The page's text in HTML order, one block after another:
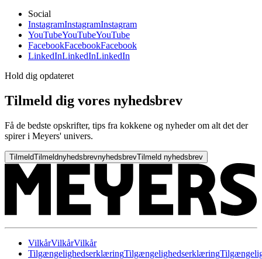
Social
InstagramInstagramInstagram
YouTubeYouTubeYouTube
FacebookFacebookFacebook
LinkedInLinkedInLinkedIn
Hold dig opdateret
Tilmeld dig vores nyhedsbrev
Få de bedste opskrifter, tips fra kokkene og nyheder om alt det der
spirer i Meyers' univers.
TilmeldTilmeldnyhedsbrevnyhedsbrevTilmeld nyhedsbrev
VilkårVilkårVilkår
TilgængelighedserklæringTilgængelighedserklæring